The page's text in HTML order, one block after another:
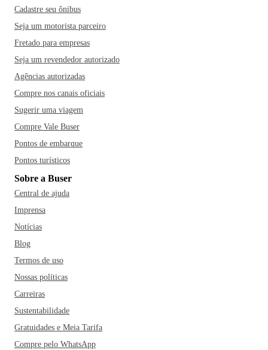
Cadastre seu ônibus
Seja um motorista parceiro
Fretado para empresas
Seja um revendedor autorizado
Agências autorizadas
Compre nos canais oficiais
Sugerir uma viagem
Compre Vale Buser
Pontos de embarque
Pontos turísticos
Sobre a Buser
Central de ajuda
Imprensa
Notícias
Blog
Termos de uso
Nossas políticas
Carreiras
Sustentabilidade
Gratuidades e Meia Tarifa
Compre pelo WhatsApp